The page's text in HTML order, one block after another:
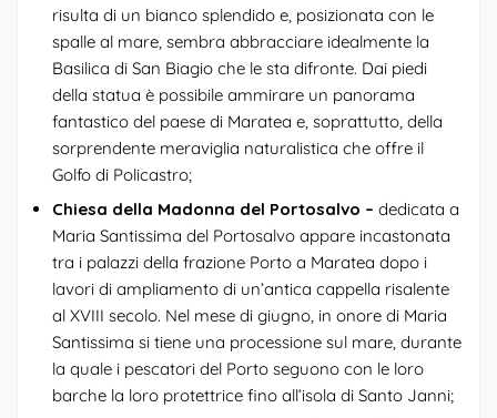
risulta di un bianco splendido e, posizionata con le
spalle al mare, sembra abbracciare idealmente la
Basilica di San Biagio che le sta difronte. Dai piedi
della statua è possibile ammirare un panorama
fantastico del paese di Maratea e, soprattutto, della
sorprendente meraviglia naturalistica che offre il
Golfo di Policastro;
Chiesa della Madonna del Portosalvo – dedicata a
Maria Santissima del Portosalvo appare incastonata
tra i palazzi della frazione Porto a Maratea dopo i
lavori di ampliamento di un’antica cappella risalente
al XVIII secolo. Nel mese di giugno, in onore di Maria
Santissima si tiene una processione sul mare, durante
la quale i pescatori del Porto seguono con le loro
barche la loro protettrice fino all’isola di Santo Janni;